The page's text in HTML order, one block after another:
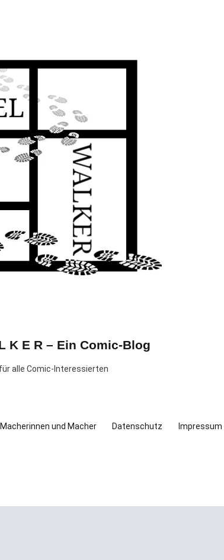
K E R – Ein Comic-Blog
für alle Comic-Interessierten
Macherinnen und Macher Datenschutz Impressum